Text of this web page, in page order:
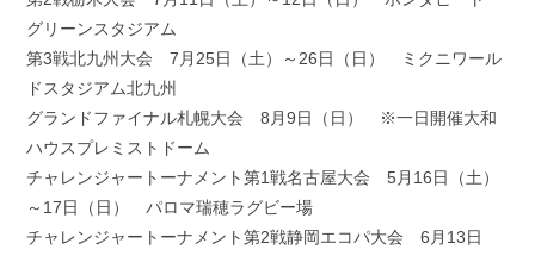
グリーンスタジアム
第3戦北九州大会 7月25日（土）～26日（日） ミクニワール
ドスタジアム北九州
グランドファイナル札幌大会 8月9日（日） ※一日開催大和
ハウスプレミストドーム
チャレンジャートーナメント第1戦名古屋大会 5月16日（土）
～17日（日） パロマ瑞穂ラグビー場
チャレンジャートーナメント第2戦静岡エコパ大会 6月13日